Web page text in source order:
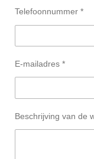
Telefoonnummer *
E-mailadres *
Beschrijving van de